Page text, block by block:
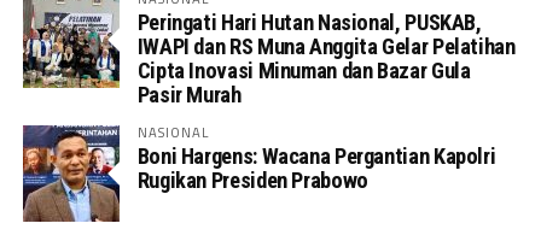
Peringati Hari Hutan Nasional, PUSKAB,
IWAPI dan RS Muna Anggita Gelar Pelatihan
Cipta Inovasi Minuman dan Bazar Gula
Pasir Murah
NASIONAL
Boni Hargens: Wacana Pergantian Kapolri
Rugikan Presiden Prabowo